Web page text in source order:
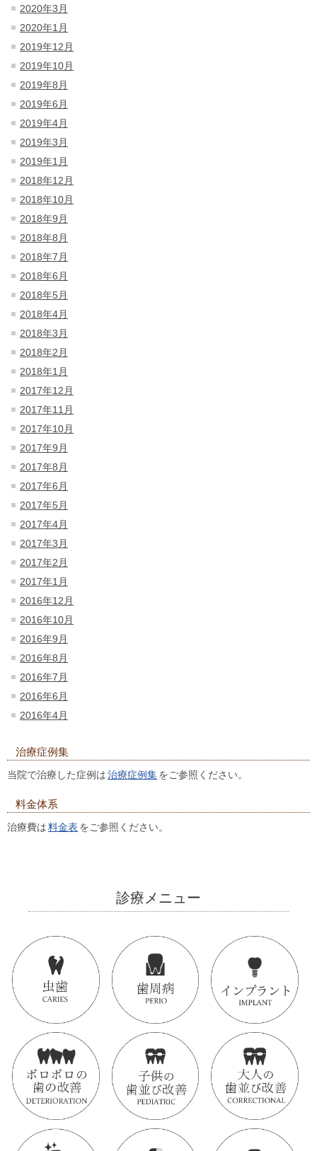
2020年3月
2020年1月
2019年12月
2019年10月
2019年8月
2019年6月
2019年4月
2019年3月
2019年1月
2018年12月
2018年10月
2018年9月
2018年8月
2018年7月
2018年6月
2018年5月
2018年4月
2018年3月
2018年2月
2018年1月
2017年12月
2017年11月
2017年10月
2017年9月
2017年8月
2017年6月
2017年5月
2017年4月
2017年3月
2017年2月
2017年1月
2016年12月
2016年10月
2016年9月
2016年8月
2016年7月
2016年6月
2016年4月
治療症例集
当院で治療した症例は治療症例集をご参照ください。
料金体系
治療費は料金表 をご参照ください。
診療メニュー